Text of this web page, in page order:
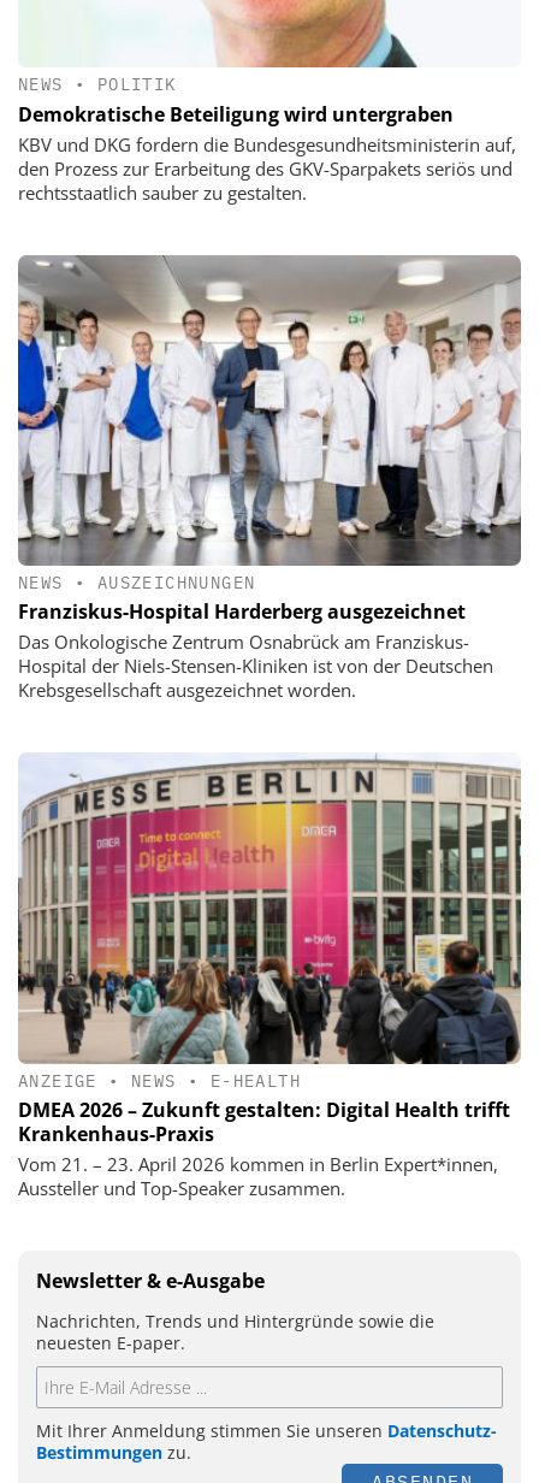
NEWS • POLITIK
Demokratische Beteiligung wird untergraben
KBV und DKG fordern die Bundesgesundheitsministerin auf,
den Prozess zur Erarbeitung des GKV-Sparpakets seriös und
rechtsstaatlich sauber zu gestalten.
NEWS • AUSZEICHNUNGEN
Franziskus-Hospital Harderberg ausgezeichnet
Das Onkologische Zentrum Osnabrück am Franziskus-
Hospital der Niels-Stensen-Kliniken ist von der Deutschen
Krebsgesellschaft ausgezeichnet worden.
ANZEIGE • NEWS • E-HEALTH
DMEA 2026 – Zukunft gestalten: Digital Health trifft
Krankenhaus-Praxis
Vom 21. – 23. April 2026 kommen in Berlin Expert*innen,
Aussteller und Top-Speaker zusammen.
Newsletter & e-Ausgabe
Nachrichten, Trends und Hintergründe sowie die
neuesten E-paper.
Mit Ihrer Anmeldung stimmen Sie unseren Datenschutz-
Bestimmungen zu.